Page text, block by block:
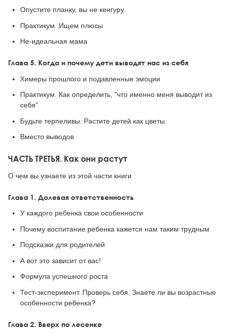
Опустите планку, вы не кенгуру
Практикум. Ищем плюсы
He-идеальная мама
Глава 5. Когда и почему дети выводят нас из себя
Химеры прошлого и подавленные эмоции
Практикум. Как определить, "что именно меня выводит из
себя"
Будьте терпеливы. Растите детей как цветы
Вместо выводов
ЧАСТЬ ТРЕТЬЯ. Как они растут
О чем вы узнаете из этой части книги
Глава 1. Долевая ответственность
У каждого ребенка свои особенности
Почему воспитание ребенка кажется нам таким трудным
Подсказки для родителей
А вот это зависит от вас!
Формула успешного роста
Тест-эксперимент. Проверь себя. Знаете ли вы возрастные
особенности ребенка?
Глава 2. Вверх по лесенке